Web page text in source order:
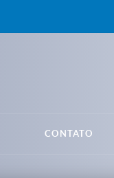
CONTATO